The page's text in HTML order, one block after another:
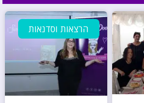
הרצאות וסדנאות